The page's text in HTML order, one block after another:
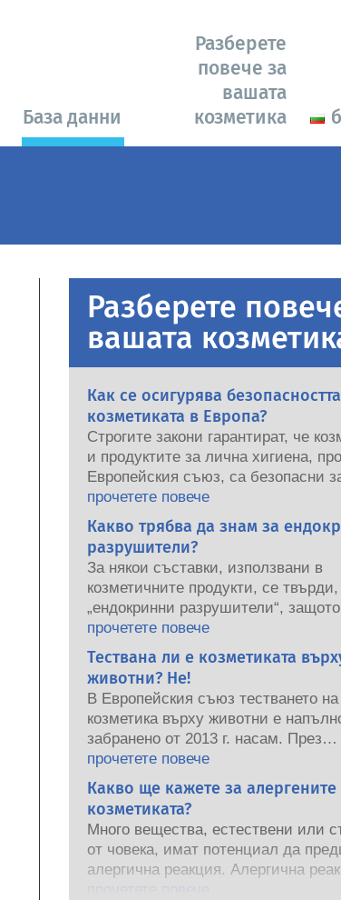
База данни
Разберете
повече за
вашата
козметика
Разберете
вашата
Как се осигурява
козметиката в Европа?
Строгите закони гарантират, че
и продуктите за лична хигиена,
Европейския съюз, са безопасни
употреба от хората. Компаниите,
националните и европейските
органи споделят отговорността при
осигуряванете на безопасността на
козметичните продукти.
прочетете повече
Какво трябва да знам за
разрушители?
За някои съставки, използвани в
козметичните продукти, се
„ендокринни разрушители“,
потенциала да имитират някои от
свойствата на нашите хормони.
защото нещо има потенциала да
хормон, не означава, че ще наруши
ендокринна система. Много
включително естествени,
хормони, но много малко, и това са
предимно мощни лекарства, някога
доказвали, че причиняват
ендокринната система. Строгите
безопасността на продуктите от
квалифицирани научни експерти,
компаниите са задължени по
прочетете повече
Тествана ли е козметиката
животни? Не!
В Европейския съюз тестването на
козметика върху животни е
забранено от 2013 г. насам. През
последните 30 години, много преди
забраната да влезе в сила,
козметика и лична хигиена
научноизследователска и развойна
за да бъде пионер в
инструментите за тестване върху
за оценка на безопасността на
прочетете повече
Какво ще кажете за алергените
козметиката?
Много вещества, естествени или
от човека, имат потенциал да
алергична реакция. Алергична